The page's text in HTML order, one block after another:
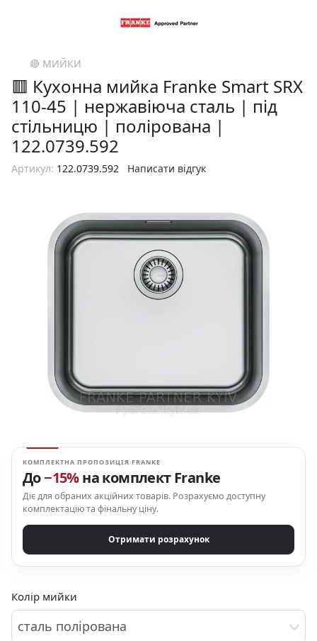
🔴 МИЙКИ
🟥 Кухонна мийка Franke Smart SRX
110-45 | нержавіюча сталь | під
стільницю | полірована |
122.0739.592
Артикул: 122.0739.592 Написати відгук
КОМПЛЕКТНА ПРОПОЗИЦІЯ FRANKE
До−15%на комплект Franke
Діє для обраних акційних товарів. Розрахуємо доступну
комплектацію та фінальну ціну.
Отримати розрахунок
Колір мийки
сталь полірована